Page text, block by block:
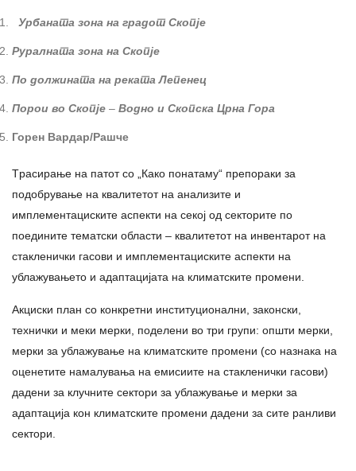
Урбаната зона на градот Скопје
Руралната зона на Скопје
По должината на реката Лепенец
Порои во Скопје – Водно и Скопска Црна Гора
Горен Вардар/Рашче
Tрасирање на патот со „Како понатаму“ препораки за
подобрување на квалитетот на анализите и
имплементациските аспекти на секој од секторите по
поедините тематски области – квалитетот на инвентарот на
стакленички гасови и имплементациските аспекти на
ублажувањето и адаптацијата на климатските промени.
Акциски план со конкретни институционални, законски,
технички и меки мерки, поделени во три групи: општи мерки,
мерки за ублажување на климатските промени (со назнака на
оценетите намалувања на емисиите на стакленички гасови)
дадени за клучните сектори за ублажување и мерки за
адаптација кон климатските промени дадени за сите ранливи
сектори.